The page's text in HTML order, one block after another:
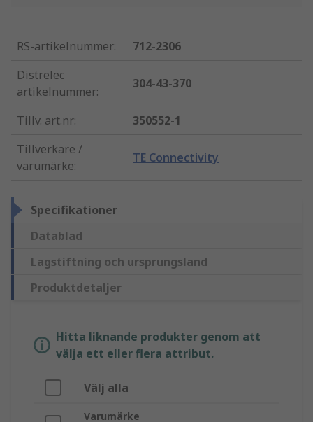
RS-artikelnummer:
712-2306
Distrelec
artikelnummer:
304-43-370
Tillv. art.nr:
350552-1
Tillverkare /
varumärke:
TE Connectivity
Specifikationer
Datablad
Lagstiftning och ursprungsland
Produktdetaljer
Hitta liknande produkter genom att
välja ett eller flera attribut.
Välj alla
Varumärke